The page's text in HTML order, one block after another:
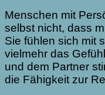
Menschen mit
selbst nicht, dass
Sie fühlen sich mit
vielmehr das
und dem Partner
die Fähigkeit zur